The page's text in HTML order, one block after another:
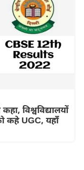
विश्वविद्यालयों
कहे UGC, यहाँ